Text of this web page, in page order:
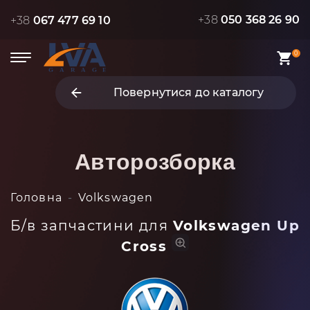
+38 067 477 69 10 +38 050 368 26 90
0
Повернутися до каталогу
Авторозборка
Головна Volkswagen
Б/в запчастини для Volkswagen Up
Cross